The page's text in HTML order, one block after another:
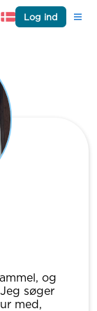
Log ind
og
søger
med,